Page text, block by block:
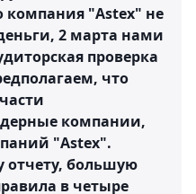
компания "Astex" не
2 марта нами
проверка
что
компании,
"Astex".
отчету, большую
в четыре